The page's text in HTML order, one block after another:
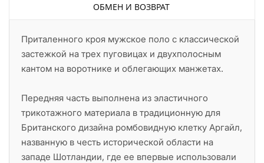
ОБМЕН И ВОЗВРАТ
Приталенного кроя мужское поло с классической
застежкой на трех пуговицах и двухполосным
кантом на воротнике и облегающих манжетах.
Передняя часть выполнена из эластичного
трикотажного материала в традиционную для
Британского дизайна ромбовидную клетку Аргайл,
названную в честь исторической области на
западе Шотландии, где ее впервые использовали